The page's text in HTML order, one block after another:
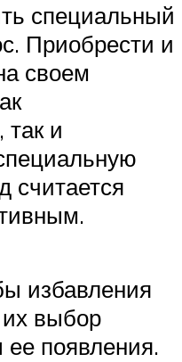
специальный
Приобрести и
своем
так и
считается
избавления
их выбор
ее появления.